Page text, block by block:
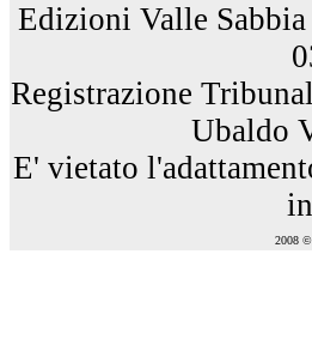
Edizioni Valle
Registrazione
Ubaldo
E' vietato
2008 ©